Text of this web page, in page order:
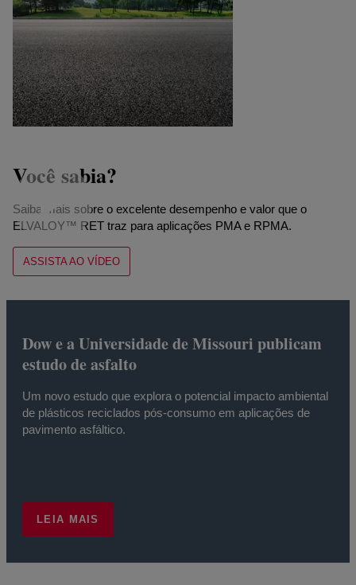
Você sabia?
Saiba mais sobre o excelente desempenho e valor que o
ELVALOY™ RET traz para aplicações PMA e RPMA.
ASSISTA AO VÍDEO
Dow e a Universidade de Missouri publicam
estudo de asfalto
Um novo estudo que explora o potencial impacto ambiental
de plásticos reciclados pós-consumo em aplicações de
pavimento asfáltico.
LEIA MAIS